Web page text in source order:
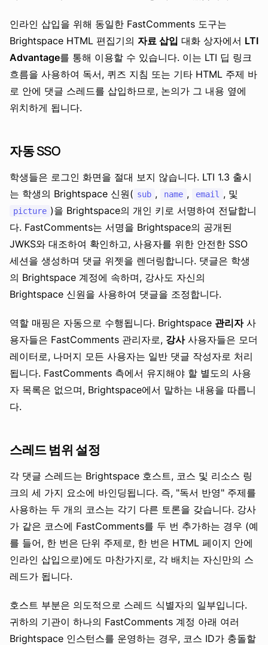
인라인 삽입을 위해 동일한 FastComments 도구는
Brightspace HTML 편집기의 자료 삽입 대화 상자에서 LTI
Advantage를 통해 이용할 수 있습니다. 이는 LTI 딥 링크
흐름을 사용하여 독서, 퀴즈 지침 또는 기타 HTML 주제 바
로 안에 댓글 스레드를 삽입하므로, 논의가 그 내용 옆에
위치하게 됩니다.
자동 SSO
학생들은 로그인 화면을 절대 보지 않습니다. LTI 1.3 출시
는 학생의 Brightspace 신원( sub , name , email , 및
picture )을 Brightspace의 개인 키로 서명하여 전달합니
다. FastComments는 서명을 Brightspace의 공개된
JWKS와 대조하여 확인하고, 사용자를 위한 안전한 SSO
세션을 생성하며 댓글 위젯을 렌더링합니다. 댓글은 학생
의 Brightspace 계정에 속하며, 강사도 자신의
Brightspace 신원을 사용하여 댓글을 조정합니다.
역할 매핑은 자동으로 수행됩니다. Brightspace 관리자사
용자들은 FastComments 관리자로, 강사사용자들은 모더
레이터로, 나머지 모든 사용자는 일반 댓글 작성자로 처리
됩니다. FastComments 측에서 유지해야 할 별도의 사용
자 목록은 없으며, Brightspace에서 말하는 내용을 따릅니
다.
스레드 범위 설정
각 댓글 스레드는 Brightspace 호스트, 코스 및 리소스 링
크의 세 가지 요소에 바인딩됩니다. 즉, "독서 반영" 주제를
사용하는 두 개의 코스는 각기 다른 토론을 갖습니다. 강사
가 같은 코스에 FastComments를 두 번 추가하는 경우 (예
를 들어, 한 번은 단위 주제로, 한 번은 HTML 페이지 안에
인라인 삽입으로)에도 마찬가지로, 각 배치는 자신만의 스
레드가 됩니다.
호스트 부분은 의도적으로 스레드 식별자의 일부입니다.
귀하의 기관이 하나의 FastComments 계정 아래 여러
Brightspace 인스턴스를 운영하는 경우, 코스 ID가 충돌할